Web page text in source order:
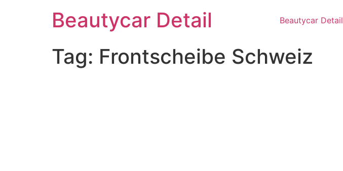
Beautycar Detail Beautycar Detail
Tag: Frontscheibe Schweiz